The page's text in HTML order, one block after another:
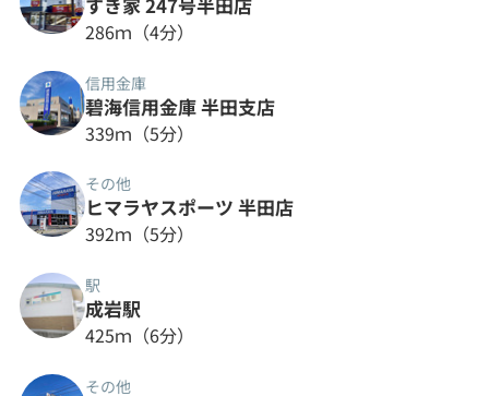
286ｍ（4分）
信用金庫
碧海信用金庫 半田支店
339ｍ（5分）
その他
ヒマラヤスポーツ 半田店
392ｍ（5分）
駅
成岩駅
425ｍ（6分）
その他